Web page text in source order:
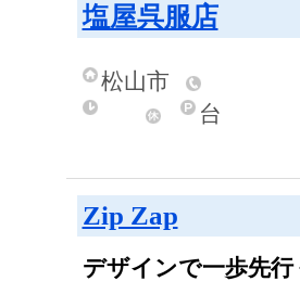
塩屋呉服店
松山市
台
Zip Zap
デザインで一歩先